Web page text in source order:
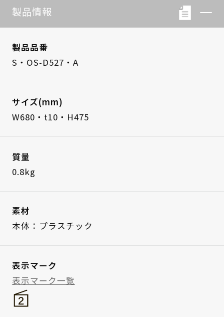
製品情報
製品品番
S・OS-D527・A
サイズ(mm)
W680・t10・H475
質量
0.8kg
素材
本体：プラスチック
表示マーク
表示マーク一覧